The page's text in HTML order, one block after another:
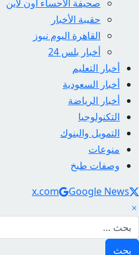
صحيفة الأحساء اون لاين
حقيبة الأخبار
القاهرة اليوم نيوز
أخبار بلس 24
أخبار التعليم
أخبار السعودية
أخبار الرياضة
التكنولوجيا
التمويل والبنوك
منوعات
وصفات طبخ
Social Links
x.com Google News
البحث عن: